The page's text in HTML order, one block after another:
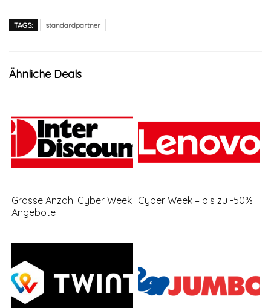
TAGS: standardpartner
Ähnliche Deals
Grosse Anzahl Cyber Week
Angebote
Cyber Week – bis zu -50%